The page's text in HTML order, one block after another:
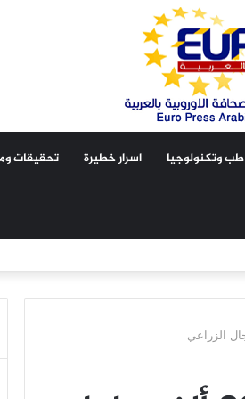
طب وتكنولوجيا اسرار خطيرة تحقيقات